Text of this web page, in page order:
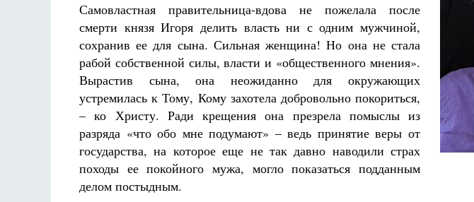
Самовластная правительница-вдова не пожелала после
смерти князя Игоря делить власть ни с одним мужчиной,
сохранив ее для сына. Сильная женщина! Но она не стала
рабой собственной силы, власти и «общественного мнения».
Вырастив сына, она неожиданно для окружающих
устремилась к Тому, Кому захотела добровольно покориться,
– ко Христу. Ради крещения она презрела помыслы из
разряда «что обо мне подумают» – ведь принятие веры от
государства, на которое еще не так давно наводили страх
походы ее покойного мужа, могло показаться подданным
делом постыдным.